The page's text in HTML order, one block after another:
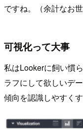
ですね。（余計なお
可視化って大事
私はLookerに飼い慣
ラフにして欲しいデ
傾向を認識しやすく